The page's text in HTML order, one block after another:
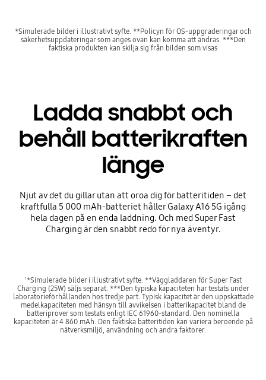
*Simulerade bilder i illustrativt syfte. **Policyn för OS-uppgraderingar och
säkerhetsuppdateringar som anges ovan kan komma att ändras. ***Den
faktiska produkten kan skilja sig från bilden som visas
Ladda snabbt och
behåll batterikraften
länge
Njut av det du gillar utan att oroa dig för batteritiden – det
kraftfulla 5 000 mAh-batteriet håller Galaxy A16 5G igång
hela dagen på en enda laddning. Och med Super Fast
Charging är den snabbt redo för nya äventyr.
'*Simulerade bilder i illustrativt syfte. **Väggladdaren för Super Fast
Charging (25W) säljs separat. ***Den typiska kapaciteten har testats under
laboratorieförhållanden hos tredje part. Typisk kapacitet är den uppskattade
medelkapaciteten med hänsyn till avvikelsen i batterikapacitet bland de
batteriprover som testats enligt IEC 61960-standard. Den nominella
kapaciteten är 4 860 mAh. Den faktiska batteritiden kan variera beroende på
nätverksmiljö, användning och andra faktorer.